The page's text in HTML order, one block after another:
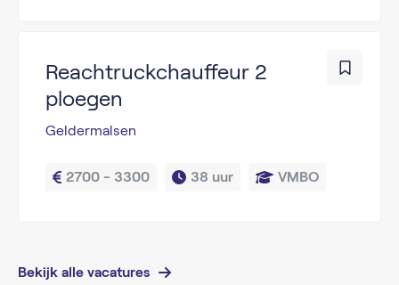
Reachtruckchauffeur 2
ploegen
Geldermalsen
2700 - 3300 38 uur VMBO
Bekijk alle vacatures